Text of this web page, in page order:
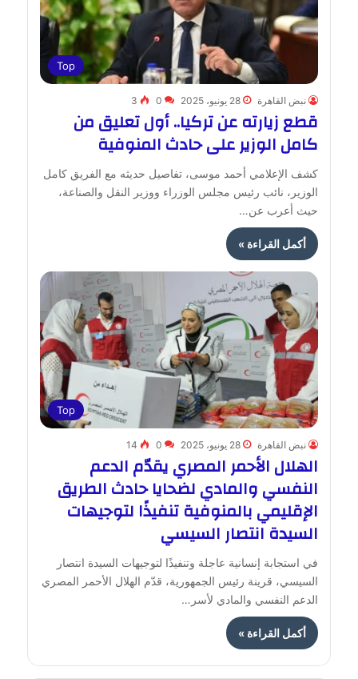
Top
نبض القاهرة 28 يونيو، 2025 0
3
قطع زيارته عن تركيا.. أول تعليق من
كامل الوزير على حادث المنوفية
كشف الإعلامي أحمد موسى، تفاصيل حديثه مع الفريق كامل
الوزير، نائب رئيس مجلس الوزراء ووزير النقل والصناعة،
حيث أعرب عن…
أكمل القراءة »
Top
نبض القاهرة 28 يونيو، 2025 0
14
الهلال الأحمر المصري يقدّم الدعم
النفسي والمادي لضحايا حادث الطريق
الإقليمي بالمنوفية تنفيذًا لتوجيهات
السيدة انتصار السيسي
في استجابة إنسانية عاجلة وتنفيذًا لتوجيهات السيدة انتصار
السيسي، قرينة رئيس الجمهورية، قدّم الهلال الأحمر المصري
الدعم النفسي والمادي لأسر…
أكمل القراءة »